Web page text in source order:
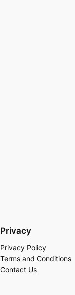
Privacy
Privacy Policy
Terms and Conditions
Contact Us